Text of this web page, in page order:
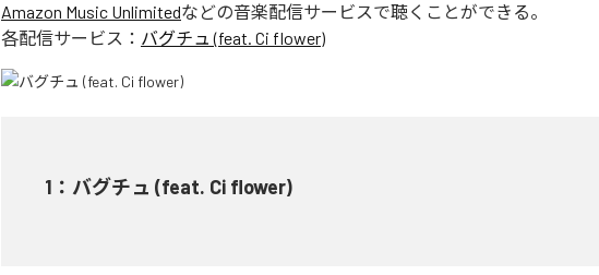
Amazon Music Unlimitedなどの音楽配信サービスで聴くことができる。
各配信サービス： バグチュ (feat. Ci flower)
1 ： バグチュ (feat. Ci flower)